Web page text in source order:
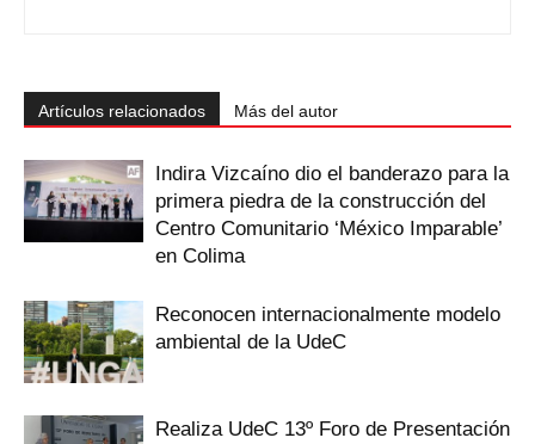
Artículos relacionados Más del autor
Indira Vizcaíno dio el banderazo para la
primera piedra de la construcción del
Centro Comunitario ‘México Imparable’
en Colima
Reconocen internacionalmente modelo
ambiental de la UdeC
Realiza UdeC 13º Foro de Presentación